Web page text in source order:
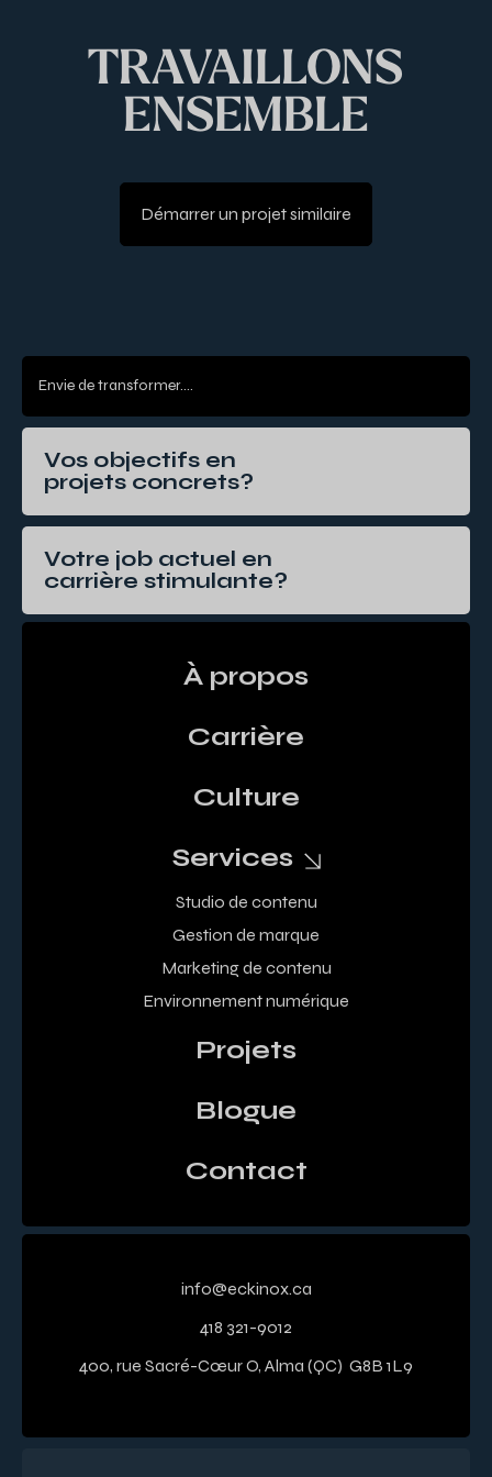
TRAVAILLONS
ENSEMBLE
Démarrer un projet similaire
Envie de transformer....
Vos objectifs en
projets concrets?
Votre job actuel en
carrière stimulante?
À propos
Carrière
Culture
Services
Studio de contenu
Gestion de marque
Marketing de contenu
Environnement numérique
Projets
Blogue
Contact
info@eckinox.ca
418 321-9012
400, rue Sacré-Cœur O, Alma (QC) G8B 1L9